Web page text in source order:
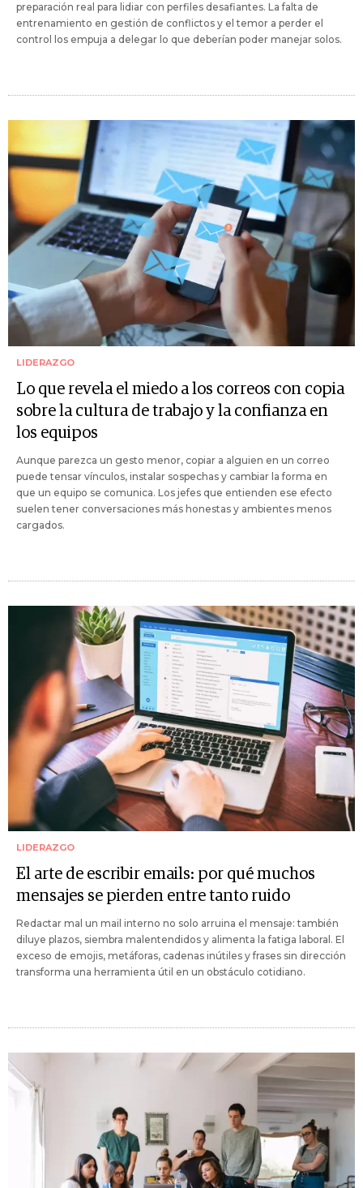
preparación real para lidiar con perfiles desafiantes. La falta de
entrenamiento en gestión de conflictos y el temor a perder el
control los empuja a delegar lo que deberían poder manejar solos.
LIDERAZGO
Lo que revela el miedo a los correos con copia
sobre la cultura de trabajo y la confianza en
los equipos
Aunque parezca un gesto menor, copiar a alguien en un correo
puede tensar vínculos, instalar sospechas y cambiar la forma en
que un equipo se comunica. Los jefes que entienden ese efecto
suelen tener conversaciones más honestas y ambientes menos
cargados.
LIDERAZGO
El arte de escribir emails: por qué muchos
mensajes se pierden entre tanto ruido
Redactar mal un mail interno no solo arruina el mensaje: también
diluye plazos, siembra malentendidos y alimenta la fatiga laboral. El
exceso de emojis, metáforas, cadenas inútiles y frases sin dirección
transforma una herramienta útil en un obstáculo cotidiano.